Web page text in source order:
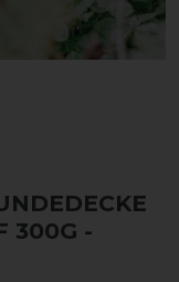
300G -